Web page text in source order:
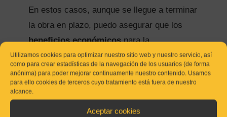
Utilizamos cookies para optimizar nuestro sitio web y nuestro servicio, así
como para crear estadísticas de la navegación de los usuarios (de forma
anónima) para poder mejorar continuamente nuestro contenido. Usamos
para ello cookies de terceros cuyo tratamiento está fuera de nuestro
alcance.
Aceptar cookies
En estos casos, aunque se llegue a terminar
la obra en plazo, puedo asegurar que los
beneficios económicospara la
constructora no serán los mismos.
La calidad del resultadotampoco.
Un líder no se puede permitir el lujo de no